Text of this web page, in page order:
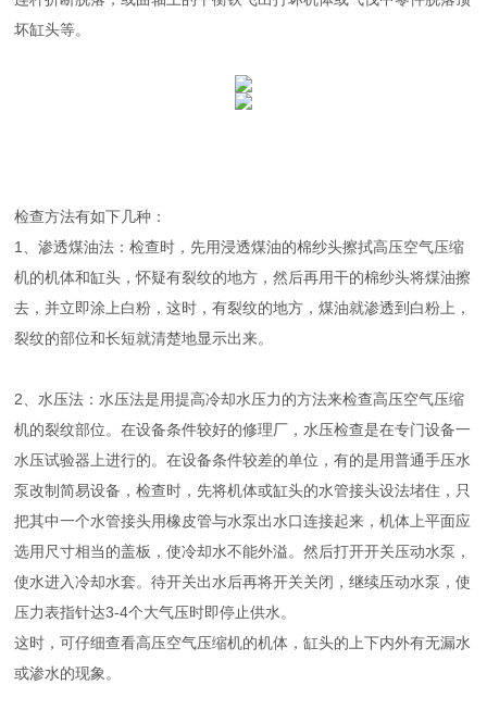
坏缸头等。
检查方法有如下几种：
1、渗透煤油法：检查时，先用浸透煤油的棉纱头擦拭高压空气压缩
机的机体和缸头，怀疑有裂纹的地方，然后再用干的棉纱头将煤油擦
去，并立即涂上白粉，这时，有裂纹的地方，煤油就渗透到白粉上，
裂纹的部位和长短就清楚地显示出来。
2、水压法：水压法是用提高冷却水压力的方法来检查高压空气压缩
机的裂纹部位。在设备条件较好的修理厂，水压检查是在专门设备一
水压试验器上进行的。在设备条件较差的单位，有的是用普通手压水
泵改制简易设备，检查时，先将机体或缸头的水管接头设法堵住，只
把其中一个水管接头用橡皮管与水泵出水口连接起来，机体上平面应
选用尺寸相当的盖板，使冷却水不能外溢。然后打开开关压动水泵，
使水进入冷却水套。待开关出水后再将开关关闭，继续压动水泵，使
压力表指针达3-4个大气压时即停止供水。
这时，可仔细查看高压空气压缩机的机体，缸头的上下内外有无漏水
或渗水的现象。